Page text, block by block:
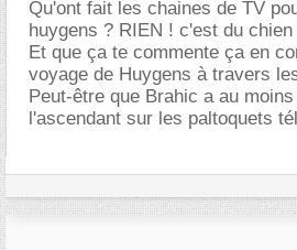
Qu'ont fait les chaines de TV
huygens ? RIEN ! c'est du
Et que ça te commente ça en
voyage de Huygens à travers
Peut-être que Brahic a au
l'ascendant sur les paltoquets